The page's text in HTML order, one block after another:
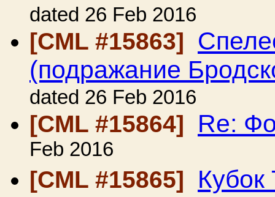
dated 26 Feb 2016
[CML #15863]
(подражание
dated 26 Feb 2016
[CML #15864] Re:
Feb 2016
[CML #15865]
Кубок